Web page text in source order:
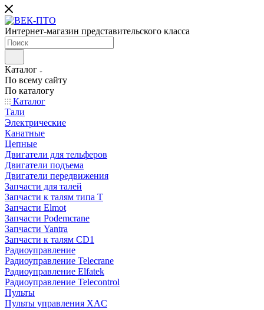
Интернет-магазин представительского класса
Каталог
По всему сайту
По каталогу
Каталог
Тали
Электрические
Канатные
Цепные
Двигатели для тельферов
Двигатели подъема
Двигатели передвижения
Запчасти для талей
Запчасти к талям типа Т
Запчасти Elmot
Запчасти Podemcrane
Запчасти Yantra
Запчасти к талям CD1
Радиоуправление
Радиоуправление Telecrane
Радиоуправление Elfatek
Радиоуправление Telecontrol
Пульты
Пульты управления XAC